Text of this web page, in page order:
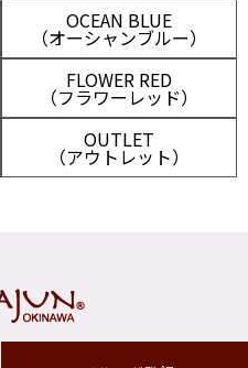
OCEAN BLUE
（オーシャンブルー）
FLOWER RED
（フラワーレッド）
OUTLET
（アウトレット）